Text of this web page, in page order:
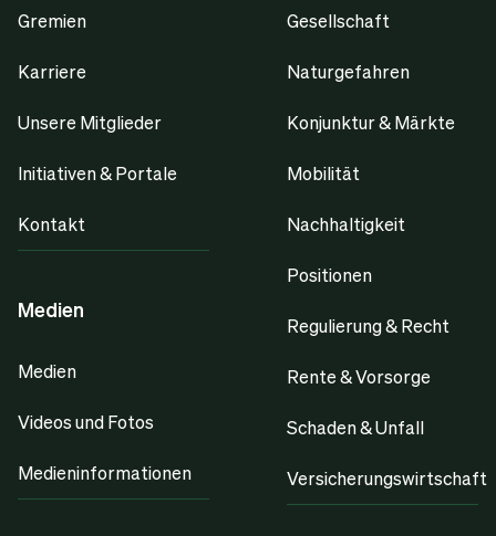
Gremien
Karriere
Unsere Mitglieder
Initiativen & Portale
Kontakt
Medien
Medien
Videos und Fotos
Medieninformationen
Gesellschaft
Naturgefahren
Konjunktur & Märkte
Mobilität
Nachhaltigkeit
Positionen
Regulierung & Recht
Rente & Vorsorge
Schaden & Unfall
Versicherungswirtschaft